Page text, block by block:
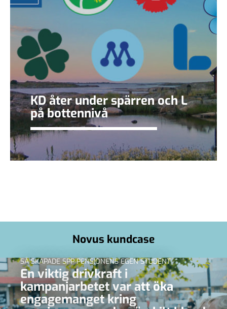
KD åter under spärren och L
på bottennivå
Novus kundcase
SÅ SKAPADE SPP PENSIONENS EGEN STUDENT
En viktig drivkraft i
kampanjarbetet var att öka
engagemanget kring